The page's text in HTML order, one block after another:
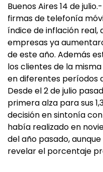
Buenos Aires 14 de
firmas de telefonía
índice de inflación real,
empresas ya
de este año. Además
los clientes de la
en diferentes períodos
Desde el 2 de julio
primera alza para sus
decisión en sintonía
había realizado en
del año pasado,
revelar el porcentaje